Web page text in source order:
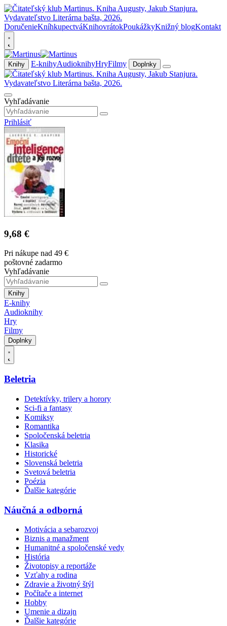
DoručenieKníhkupectváKnihovrátokPoukážkyKnižný blogKontakt
Knihy E-knihyAudioknihyHryFilmy Doplnky
Vyhľadávanie
Prihlásiť
9,68 €
Pri nákupe nad 49 €
poštovné zadarmo
Vyhľadávanie
Knihy
E-knihy
Audioknihy
Hry
Filmy
Doplnky
Beletria
Detektívky, trilery a horory
Sci-fi a fantasy
Komiksy
Romantika
Spoločenská beletria
Klasika
Historické
Slovenská beletria
Svetová beletria
Poézia
Ďalšie kategórie
Náučná a odborná
Motivácia a sebarozvoj
Biznis a manažment
Humanitné a spoločenské vedy
História
Životopisy a reportáže
Vzťahy a rodina
Zdravie a životný štýl
Počítače a internet
Hobby
Umenie a dizajn
Ďalšie kategórie